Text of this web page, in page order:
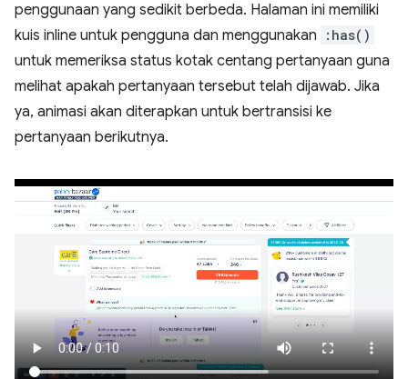
penggunaan yang sedikit berbeda. Halaman ini memiliki
kuis inline untuk pengguna dan menggunakan
:has()
untuk memeriksa status kotak centang pertanyaan guna
melihat apakah pertanyaan tersebut telah dijawab. Jika
ya, animasi akan diterapkan untuk bertransisi ke
pertanyaan berikutnya.